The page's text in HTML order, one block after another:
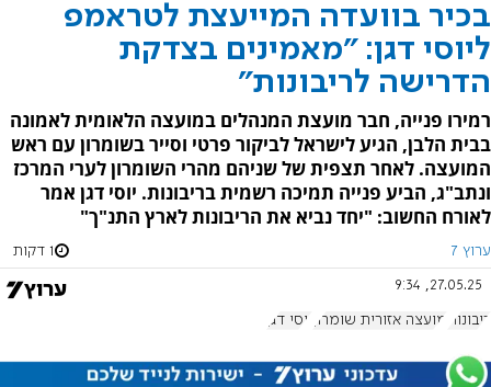
בכיר בוועדה המייעצת לטראמפ
ליוסי דגן: "מאמינים בצדקת
הדרישה לריבונות"
רמירו פנייה, חבר מועצת המנהלים במועצה הלאומית לאמונה
בבית הלבן, הגיע לישראל לביקור פרטי וסייר בשומרון עם ראש
המועצה. לאחר תצפית של שניהם מהרי השומרון לערי המרכז
ונתב"ג, הביע פנייה תמיכה רשמית בריבונות. יוסי דגן אמר
לאורח החשוב: "יחד נביא את הריבונות לארץ התנ"ך"
ערוץ 7 1 דקות
27.05.25, 9:34
ריבונות מועצה אזורית שומרון יוסי דגן